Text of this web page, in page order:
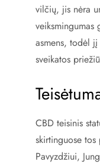
vilčių, jis nėra
veiksmingumas
asmens, todėl
sveikatos
CBD teisinis
skirtinguose
Pavyzdžiui,